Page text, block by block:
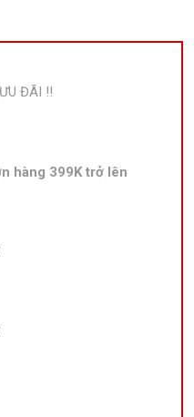
ĐÃI !!
hàng 399K trở lên